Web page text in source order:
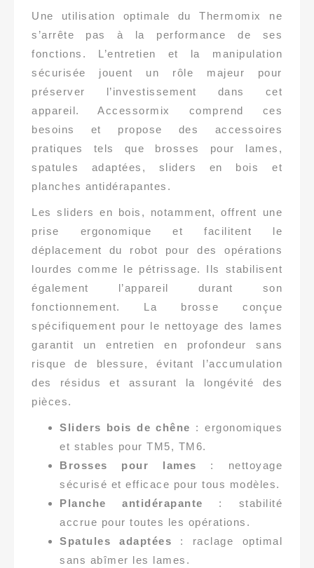
Une utilisation optimale du Thermomix ne
s’arrête pas à la performance de ses
fonctions. L’entretien et la manipulation
sécurisée jouent un rôle majeur pour
préserver l’investissement dans cet
appareil. Accessormix comprend ces
besoins et propose des accessoires
pratiques tels que brosses pour lames,
spatules adaptées, sliders en bois et
planches antidérapantes.
Les sliders en bois, notamment, offrent une
prise ergonomique et facilitent le
déplacement du robot pour des opérations
lourdes comme le pétrissage. Ils stabilisent
également l’appareil durant son
fonctionnement. La brosse conçue
spécifiquement pour le nettoyage des lames
garantit un entretien en profondeur sans
risque de blessure, évitant l’accumulation
des résidus et assurant la longévité des
pièces.
Sliders bois de chêne : ergonomiques
et stables pour TM5, TM6.
Brosses pour lames : nettoyage
sécurisé et efficace pour tous modèles.
Planche antidérapante : stabilité
accrue pour toutes les opérations.
Spatules adaptées : raclage optimal
sans abîmer les lames.